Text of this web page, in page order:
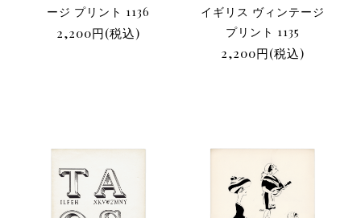
ージ プリント 1136
2,200円(税込)
イギリス ヴィンテージ
プリント 1135
2,200円(税込)